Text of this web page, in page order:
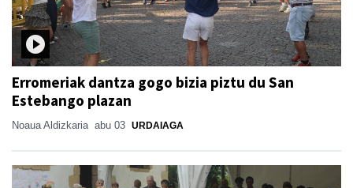
Erromeriak dantza gogo bizia piztu du San
Estebango plazan
Noaua Aldizkaria abu 03 URDAIAGA